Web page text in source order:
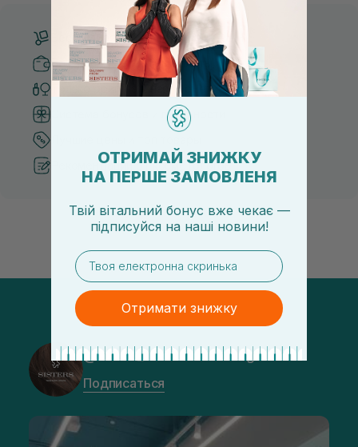
Бесплатная доставка от 3000 UAH
Безопасные способы оплаты
Только оригинальная косметика
Система бонусов и лояльности
Рекомендации от косметологов
@sisters_stelmakh в Instagram
Подписаться
ОТРИМАЙ ЗНИЖКУ
НА ПЕРШЕ ЗАМОВЛЕНЯ
Твій вітальний бонус вже чекає —
підписуйся на наші новини!
email
Отримати знижку